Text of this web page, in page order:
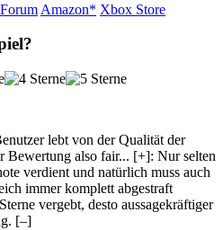
Forum Amazon* Xbox Store
lebt von der Qualität der
Bewertung also fair... [+]: Nur selten
verdient und natürlich muss auch
immer komplett abgestraft
vergebt, desto aussagekräftiger
[–]